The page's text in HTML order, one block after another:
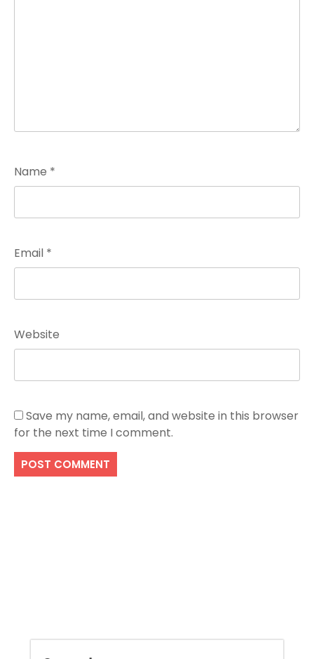
Name *
Email *
Website
Save my name, email, and website in this browser
for the next time I comment.